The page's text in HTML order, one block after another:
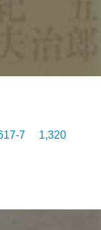
7 1,320